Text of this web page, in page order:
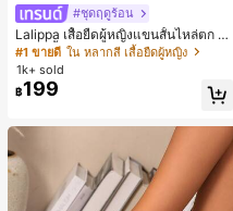
#ชุดฤดูร้อน
Lalippa เสื้อยืดผู้หญิงแขนสั้นไหล่ตก ค
อวีปกเสื้อ ลายพิมพ์ดิจิทัลลายทาง สไตล์
สปอร์ตแฟชั่นมินิมอล ของขวัญสำหรับเ
พื่อน
#1 ขายดี ใน หลากสี เสื้อยืดผู้หญิง
1k+ sold
฿199